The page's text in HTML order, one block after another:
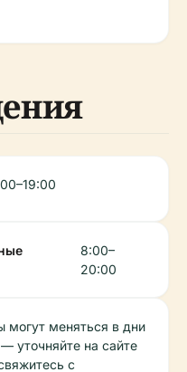
8:00–
20:00
могут меняться в дни
уточняйте на сайте
с